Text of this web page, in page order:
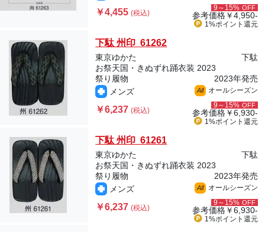
￥4,455(税込)
9～15% OFF
参考価格￥4,950-
1%ポイント 還元
下駄 州印 61262
東京ゆかた
下駄
お祭天国・きぬずれ踊衣装 2023
祭り履物
2023年発売
メンズ
All オールシーズン
￥6,237(税込)
9～15% OFF
参考価格￥6,930-
1%ポイント 還元
下駄 州印 61261
東京ゆかた
下駄
お祭天国・きぬずれ踊衣装 2023
祭り履物
2023年発売
メンズ
All オールシーズン
￥6,237(税込)
9～15% OFF
参考価格￥6,930-
1%ポイント 還元